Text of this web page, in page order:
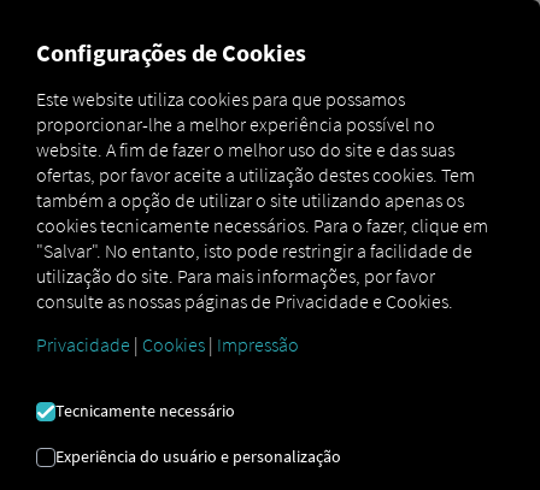
Marketplace Connectors tacholog² Connect
TACHOLOG² LIGAR
Integração de um fornecedor externo
Já utiliza o produto
este serviço com dados dos nossos
Configurações de Cookies
Este website utiliza cookies para que possamos
proporcionar-lhe a melhor experiência possível no
website. A fim de fazer o melhor uso do site e das suas
ofertas, por favor aceite a utilização destes cookies. Tem
também a opção de utilizar o site utilizando apenas os
cookies tecnicamente necessários. Para o fazer, clique em
"Salvar". No entanto, isto pode restringir a facilidade de
utilização do site. Para mais informações, por favor
consulte as nossas páginas de Privacidade e Cookies.
Privacidade | Cookies | Impressão
Tecnicamente necessário
Experiência do usuário e personalização